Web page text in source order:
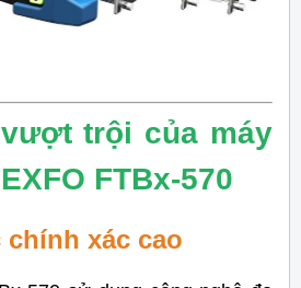
trội của máy
FTBx-570
chính xác cao